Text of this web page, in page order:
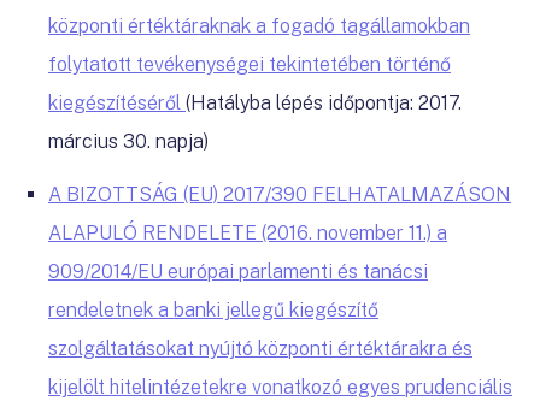
központi értéktáraknak a fogadó tagállamokban
folytatott tevékenységei tekintetében történő
kiegészítéséről (Hatályba lépés időpontja: 2017.
március 30. napja)
A BIZOTTSÁG (EU) 2017/390 FELHATALMAZÁSON
ALAPULÓ RENDELETE (2016. november 11.) a
909/2014/EU európai parlamenti és tanácsi
rendeletnek a banki jellegű kiegészítő
szolgáltatásokat nyújtó központi értéktárakra és
kijelölt hitelintézetekre vonatkozó egyes prudenciális